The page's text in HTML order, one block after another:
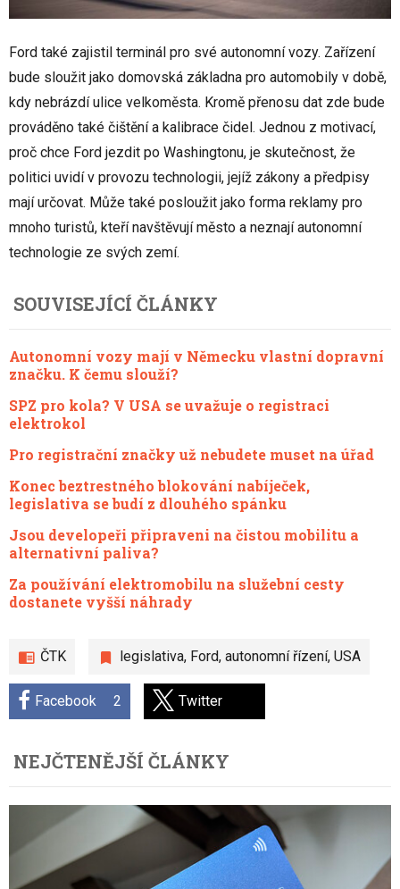
Ford také zajistil terminál pro své autonomní vozy. Zařízení
bude sloužit jako domovská základna pro automobily v době,
kdy nebrázdí ulice velkoměsta. Kromě přenosu dat zde bude
prováděno také čištění a kalibrace čidel. Jednou z motivací,
proč chce Ford jezdit po Washingtonu, je skutečnost, že
politici uvidí v provozu technologii, jejíž zákony a předpisy
mají určovat. Může také posloužit jako forma reklamy pro
mnoho turistů, kteří navštěvují město a neznají autonomní
technologie ze svých zemí.
ČTK legislativa, Ford, autonomní řízení, USA
Facebook 2 Twitter
SOUVISEJÍCÍ ČLÁNKY
Autonomní vozy mají v Německu vlastní dopravní
značku. K čemu slouží?
SPZ pro kola? V USA se uvažuje o registraci
elektrokol
Pro registrační značky už nebudete muset na úřad
Konec beztrestného blokování nabíječek,
legislativa se budí z dlouhého spánku
Jsou developeři připraveni na čistou mobilitu a
alternativní paliva?
Za používání elektromobilu na služební cesty
dostanete vyšší náhrady
NEJČTENĚJŠÍ ČLÁNKY